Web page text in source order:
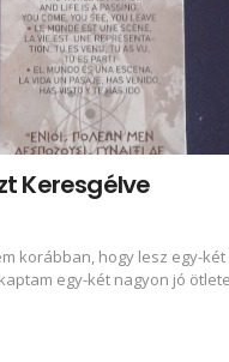
Keresgélve
korábban, hogy lesz egy-
egy-két nagyon jó